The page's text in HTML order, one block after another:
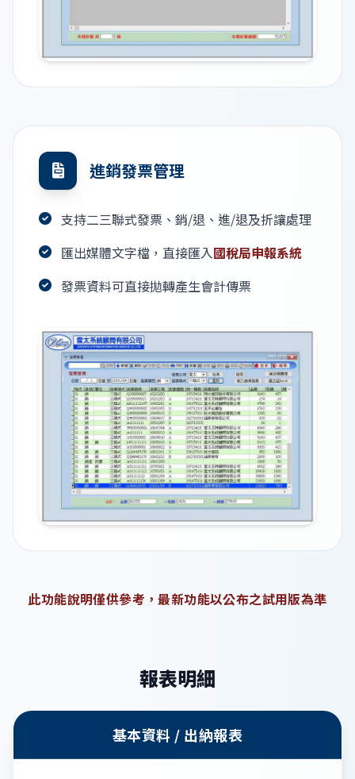
進銷發票管理
支持二三聯式發票、銷/退、進/退及折讓處理
匯出媒體文字檔，直接匯入國稅局申報系統
發票資料可直接拋轉產生會計傳票
此功能說明僅供參考，最新功能以公布之試用版為準
報表明細
基本資料 / 出納報表